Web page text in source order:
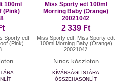
100ml
(Pink)
Sporty edt
(Pink)
Miss Sporty edt 100ml
Morning Baby (Orange)
20021042
2 339 Ft
Miss Sporty edt, Miss Sporty edt
100ml Morning Baby (Orange)
20021042
Nincs készleten
KÍVÁNSÁGLISTÁRA
ÖSSZEHASONLÍT